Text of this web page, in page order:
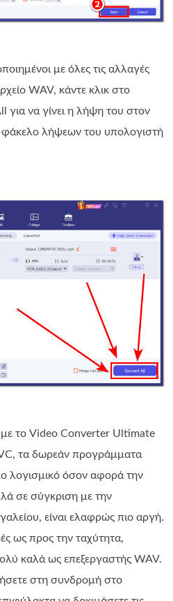
με όλες τις αλλαγές
WAV, κάντε κλικ στο
για να γίνει η λήψη του στον
λήψεων του υπολογιστή
με το Video Converter Ultimate
τα δωρεάν προγράμματα
λογισμικό όσον αφορά την
σε σύγκριση με την
είναι ελαφρώς πιο αργή.
ως προς την ταχύτητα,
καλά ως επεξεργαστής WAV.
στη συνδρομή στο